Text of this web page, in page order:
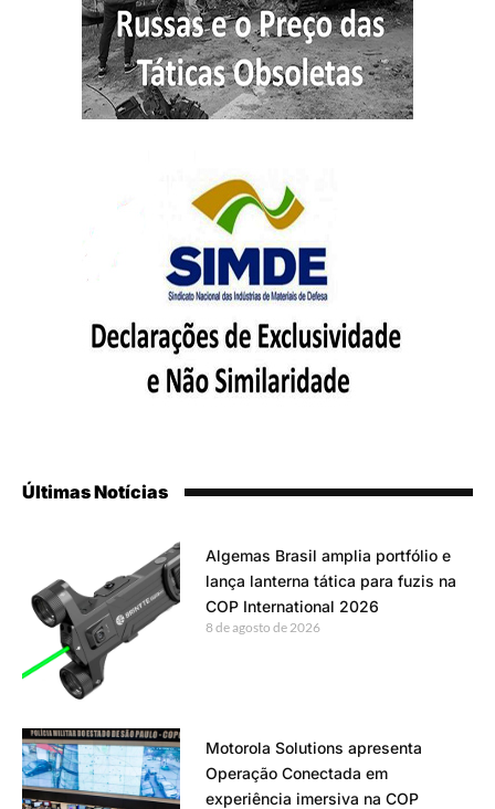
Últimas Notícias
Algemas Brasil amplia portfólio e
lança lanterna tática para fuzis na
COP International 2026
8 de agosto de 2026
Motorola Solutions apresenta
Operação Conectada em
experiência imersiva na COP